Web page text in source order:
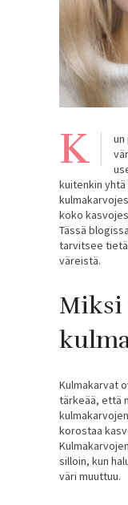
K
un
kuitenkin
koko
Tässä
tarvitsee
väreistä.
Miksi
Kulmakarvat
tärkeää, että
korostaa
silloin, kun
väri muuttuu.